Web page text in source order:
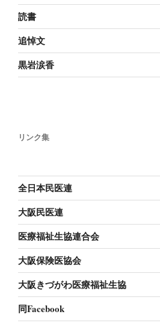
読書
追悼文
黒岩涙香
リンク集
全日本民医連
大阪民医連
医療福祉生協連合会
大阪保険医協会
大阪きづがわ医療福祉生協
同Facebook